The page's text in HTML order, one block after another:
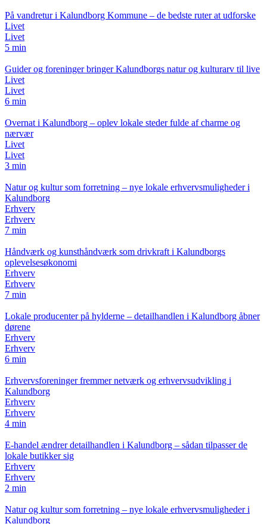
På vandretur i Kalundborg Kommune – de bedste ruter at udforske
Livet
Livet
5 min
Guider og foreninger bringer Kalundborgs natur og kulturarv til live
Livet
Livet
6 min
Overnat i Kalundborg – oplev lokale steder fulde af charme og
nærvær
Livet
Livet
3 min
Natur og kultur som forretning – nye lokale erhvervsmuligheder i
Kalundborg
Erhverv
Erhverv
7 min
Håndværk og kunsthåndværk som drivkraft i Kalundborgs
oplevelsesøkonomi
Erhverv
Erhverv
7 min
Lokale producenter på hylderne – detailhandlen i Kalundborg åbner
dørene
Erhverv
Erhverv
6 min
Erhvervsforeninger fremmer netværk og erhvervsudvikling i
Kalundborg
Erhverv
Erhverv
4 min
E-handel ændrer detailhandlen i Kalundborg – sådan tilpasser de
lokale butikker sig
Erhverv
Erhverv
2 min
Natur og kultur som forretning – nye lokale erhvervsmuligheder i
Kalundborg